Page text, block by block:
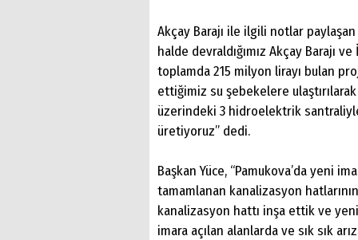
Akçay Barajı ile ilgili notlar paylaşan
halde devraldığımız Akçay Barajı
toplamda 215 milyon lirayı bulan
ettiğimiz su şebekelere
üzerindeki 3 hidroelektrik
üretiyoruz” dedi.
Başkan Yüce, “Pamukova’da yeni
tamamlanan kanalizasyon
kanalizasyon hattı inşa ettik ve
imara açılan alanlarda ve sık sık